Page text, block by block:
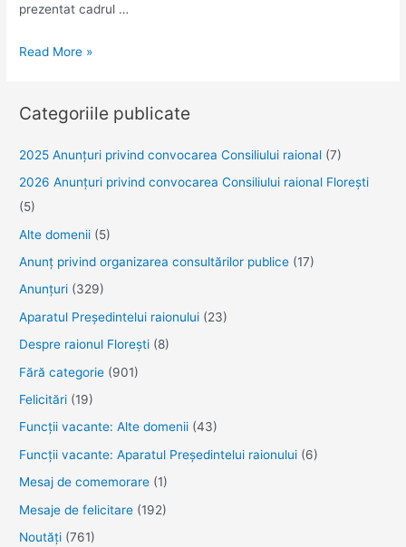
prezentat cadrul …
Amalgamarea
soluții
dezvoltarea
locală,
discutate
la
Florești
Read More »
Categoriile publicate
2025 Anunţuri privind convocarea Consiliului raional (7)
2026 Anunțuri privind convocarea Consiliului raional Florești
(5)
Alte domenii (5)
Anunţ privind organizarea consultărilor publice (17)
Anunţuri (329)
Aparatul Preşedintelui raionului (23)
Despre raionul Floreşti (8)
Fără categorie (901)
Felicitări (19)
Funcţii vacante: Alte domenii (43)
Funcții vacante: Aparatul Președintelui raionului (6)
Mesaj de comemorare (1)
Mesaje de felicitare (192)
Noutăţi (761)